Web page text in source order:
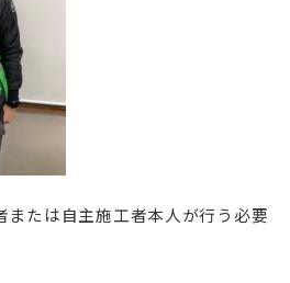
または自主施工者本人が行う必要